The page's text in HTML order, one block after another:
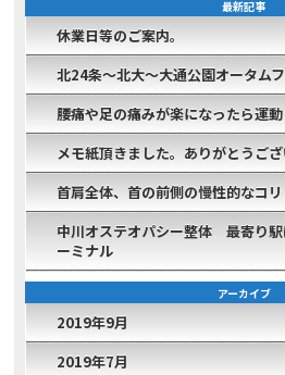
最新記事
休業日等のご案内。
北24条～北大～大通公園オータム
腰痛や足の痛みが楽になったら運動
メモ紙頂きました。ありがとうござ
首肩全体、首の前側の慢性的なコリ
中川オステオパシー整体 最寄り
ーミナル
アーカイブ
2019年9月
2019年7月